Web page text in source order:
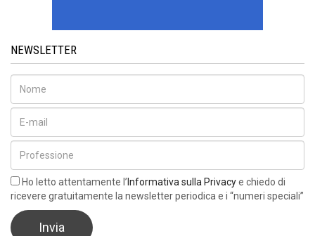
NEWSLETTER
Ho letto attentamente l’ Informativa sulla Privacye chiedo di
ricevere gratuitamente la newsletter periodica e i “numeri speciali”